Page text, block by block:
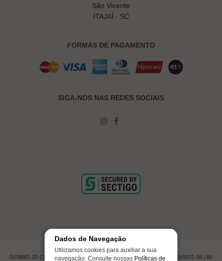
São Vicente
ITAJAÍ - SC
FORMAS DE PAGAMENTO
SIGA-NOS NAS REDES SOCIAIS
GOBBO JR COMERCIO DE PNEUMATICOS LTDA | CNPJ 00.201.519/0001-38 | AV
Dados de Navegação
Utilizamos cookies para auxiliar a sua
navegação. Consulte nossas Políticas de